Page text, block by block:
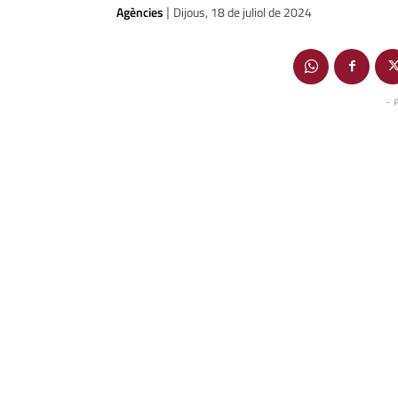
Agències | Dijous, 18 de juliol de 2024
-